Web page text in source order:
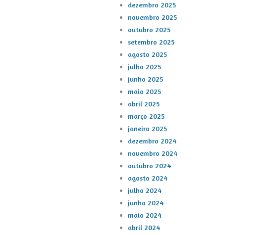
dezembro 2025
novembro 2025
outubro 2025
setembro 2025
agosto 2025
julho 2025
junho 2025
maio 2025
abril 2025
março 2025
janeiro 2025
dezembro 2024
novembro 2024
outubro 2024
agosto 2024
julho 2024
junho 2024
maio 2024
abril 2024